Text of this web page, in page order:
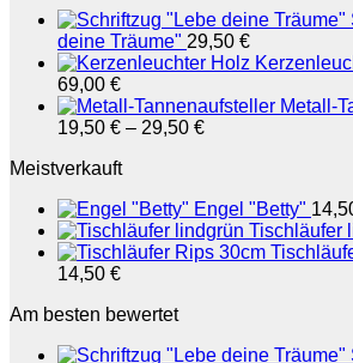
deine Träume" 29,50 €
69,00 €
Metall-
19,50 € – 29,50 €
Meistverkauft
Engel "Betty"
Tischläufer
14,50 €
Am besten bewertet